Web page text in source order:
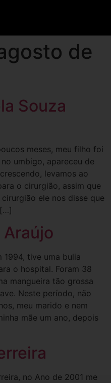
de
Souza
meses, meu filho foi
umbigo, apareceu de
levamos ao
o cirurgião, assim que
ele nos disse que
Araújo
1994, tive uma bulia
o hospital. Foram 38
mangueira tão grossa
Neste período, não
meu marido e nem
mãe um ano, depois
no Ano de 2001 me